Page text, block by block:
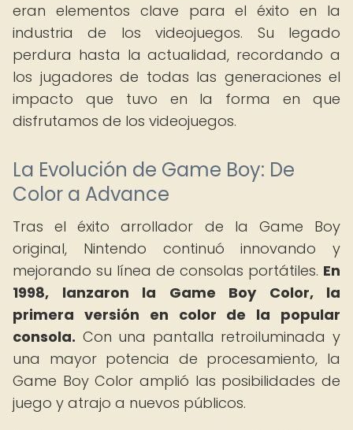
eran elementos clave para el éxito en la
industria de los videojuegos. Su legado
perdura hasta la actualidad, recordando a
los jugadores de todas las generaciones el
impacto que tuvo en la forma en que
disfrutamos de los videojuegos.
La Evolución de Game Boy: De
Color a Advance
Tras el éxito arrollador de la Game Boy
original, Nintendo continuó innovando y
mejorando su línea de consolas portátiles. En
1998, lanzaron la Game Boy Color, la
primera versión en color de la popular
consola. Con una pantalla retroiluminada y
una mayor potencia de procesamiento, la
Game Boy Color amplió las posibilidades de
juego y atrajo a nuevos públicos.